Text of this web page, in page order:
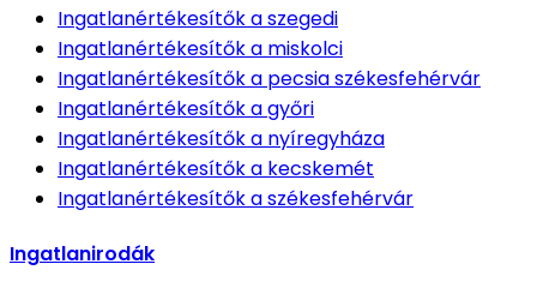
Ingatlanértékesítőka szegedi
Ingatlanértékesítőka miskolci
Ingatlanértékesítőka pecsia székesfehérvár
Ingatlanértékesítőka győri
Ingatlanértékesítőka nyíregyháza
Ingatlanértékesítőka kecskemét
Ingatlanértékesítőka székesfehérvár
Ingatlanirodák